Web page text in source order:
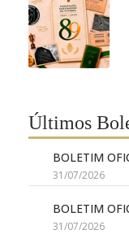
Últimos
BOLETIM
31/07/2026
BOLETIM
31/07/2026